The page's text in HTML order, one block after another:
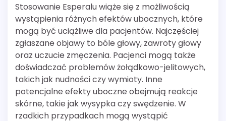
Stosowanie Esperalu wiąże się z możliwością
wystąpienia różnych efektów ubocznych, które
mogą być uciążliwe dla pacjentów. Najczęściej
zgłaszane objawy to bóle głowy, zawroty głowy
oraz uczucie zmęczenia. Pacjenci mogą także
doświadczać problemów żołądkowo-jelitowych,
takich jak nudności czy wymioty. Inne
potencjalne efekty uboczne obejmują reakcje
skórne, takie jak wysypka czy swędzenie. W
rzadkich przypadkach mogą wystąpić